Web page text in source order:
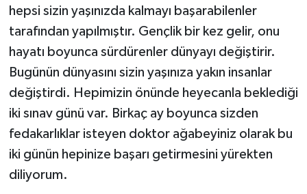
hepsi sizin yaşınızda kalmayı başarabilenler
tarafından yapılmıştır. Gençlik bir kez gelir, onu
hayatı boyunca sürdürenler dünyayı değiştirir.
Bugünün dünyasını sizin yaşınıza yakın insanlar
değiştirdi. Hepimizin önünde heyecanla beklediği
iki sınav günü var. Birkaç ay boyunca sizden
fedakarlıklar isteyen doktor ağabeyiniz olarak bu
iki günün hepinize başarı getirmesini yürekten
diliyorum.